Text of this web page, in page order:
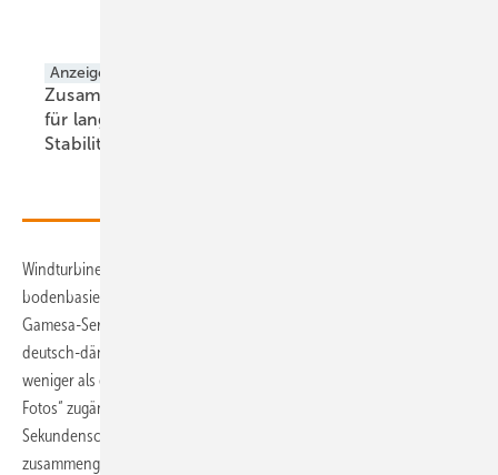
Anzeige
Zusammenarbeit
für langfristige
Stabilität
Windturbinenbauer Siemens Gamesa (SGRE) will jedenfalls 2022 von
bodenbasierten Kameras auf Drohnen umstellen. Den vom Siemens-
Gamesa-Service betreuten Windparkbetreibern verspricht das
deutsch-dänisch-spanische Unternehmen, mittels Drohnen „in
weniger als einer halben Stunde hunderte von hochauflösenden
Fotos“ zugänglich zu machen, die mit „künstlicher Intelligenz in
Sekundenschnelle zu einem 3-D-Bild des Rotorblattes
zusammengefügt“ und „mithilfe eines Algorithmus analysiert und in